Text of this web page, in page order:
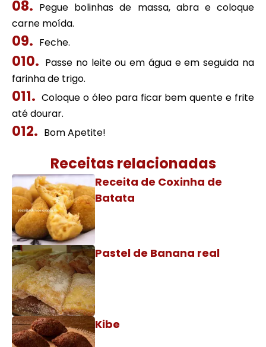
Pegue bolinhas de massa, abra e coloque
carne moída.
Feche.
Passe no leite ou em água e em seguida na
farinha de trigo.
Coloque o óleo para ficar bem quente e frite
até dourar.
Bom Apetite!
Receitas relacionadas
Receita de Coxinha de
Batata
Pastel de Banana real
Kibe